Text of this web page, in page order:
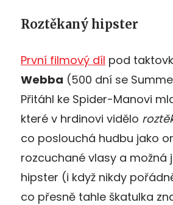
Roztěkaný hipster
První filmový díl pod
Webba (500 dní se
Přitáhl ke Spider-Manovi
které v hrdinovi vidělo
co poslouchá hudbu jako
rozcuchané vlasy a možná
hipster (i když nikdy
co přesně tahle škatulka